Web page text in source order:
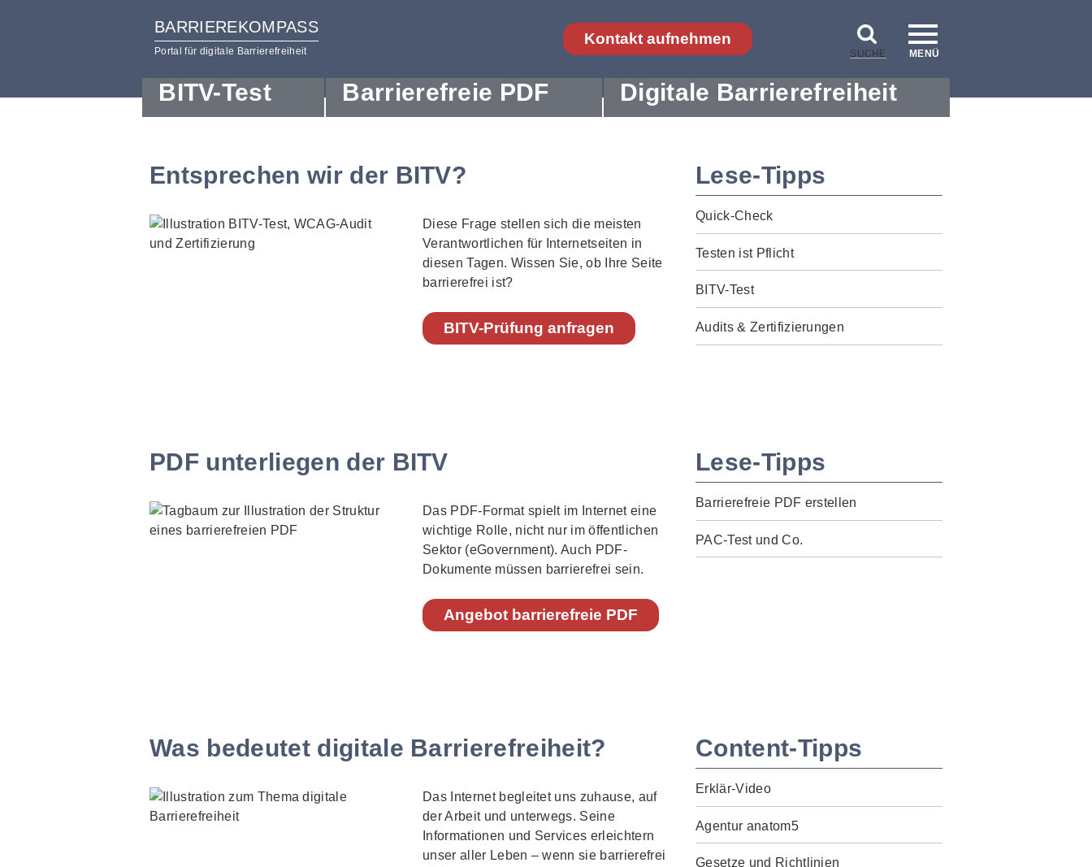
BARRIEREKOMPASS
Portal für digitale Barrierefreiheit
Kontakt aufnehmen
SUCHE MENÜ
BITV-Test Barrierefreie PDF Digitale Barrierefreiheit
Entsprechen wir der BITV?
Diese Frage stellen sich die meisten
Verantwortlichen für Internetseiten in
diesen Tagen. Wissen Sie, ob Ihre Seite
barrierefrei ist?
BITV-Prüfung anfragen
Lese-Tipps
Quick-Check
Testen ist Pflicht
BITV-Test
Audits & Zertifizierungen
PDF unterliegen der BITV
Das PDF-Format spielt im Internet eine
wichtige Rolle, nicht nur im öffentlichen
Sektor (eGovernment). Auch PDF-
Dokumente müssen barrierefrei sein.
Angebot barrierefreie PDF
Lese-Tipps
Barrierefreie PDF erstellen
PAC-Test und Co.
Was bedeutet digitale Barrierefreiheit?
Das Internet begleitet uns zuhause, auf
der Arbeit und unterwegs. Seine
Informationen und Services erleichtern
unser aller Leben – wenn sie barrierefrei
Content-Tipps
Erklär-Video
Agentur anatom5
Gesetze und Richtlinien